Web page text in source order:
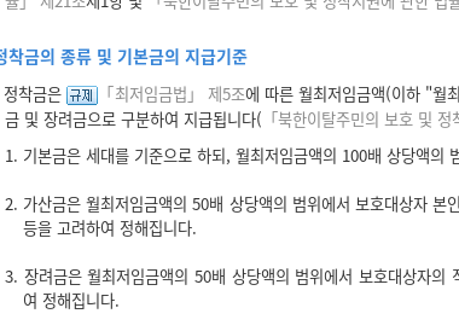
착금의 종류 및 기본금의 지급기준
정착금은 「최저임금법」 제5조에 따른 월최저임금액(이하 "월
금 및 장려금으로 구분하여 지급됩니다( 「북한이탈주민의 보호 및
1. 기본금은 세대를 기준으로 하되, 월최저임금액의 100배 상당액의
2. 가산금은 월최저임금액의 50배 상당액의 범위에서 보호대상자 본
등을 고려하여 정해집니다.
3. 장려금은 월최저임금액의 50배 상당액의 범위에서 보호대상자
여 정해집니다.